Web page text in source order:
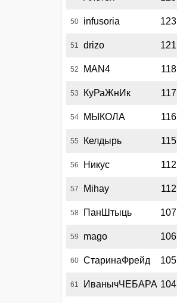
50 infusoria 123
51 drizo 121
52 MAN4 118
53 КуРаЖнИк 117
54 МЫКОЛА 116
55 Келдырь 115
56 Никус 112
57 Mihay 112
58 ПанШтыць 107
59 mago 106
60 СтаринаФрейд 105
61 ИванычЧЕБАРА 104